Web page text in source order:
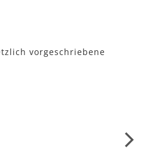
vorgeschriebene